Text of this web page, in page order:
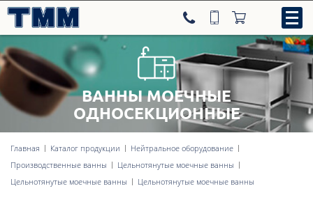
8-800-707-09-52
Нейтральное оборудование
ВАННЫ МОЕЧНЫЕ
ОДНОСЕКЦИОННЫЕ
Главная Каталог продукции
Нейтральное оборудование
Производственные ванны
Цельнотянутые моечные ванны
Цельнотянутые моечные ванны
Цельнотянутые моечные ванны